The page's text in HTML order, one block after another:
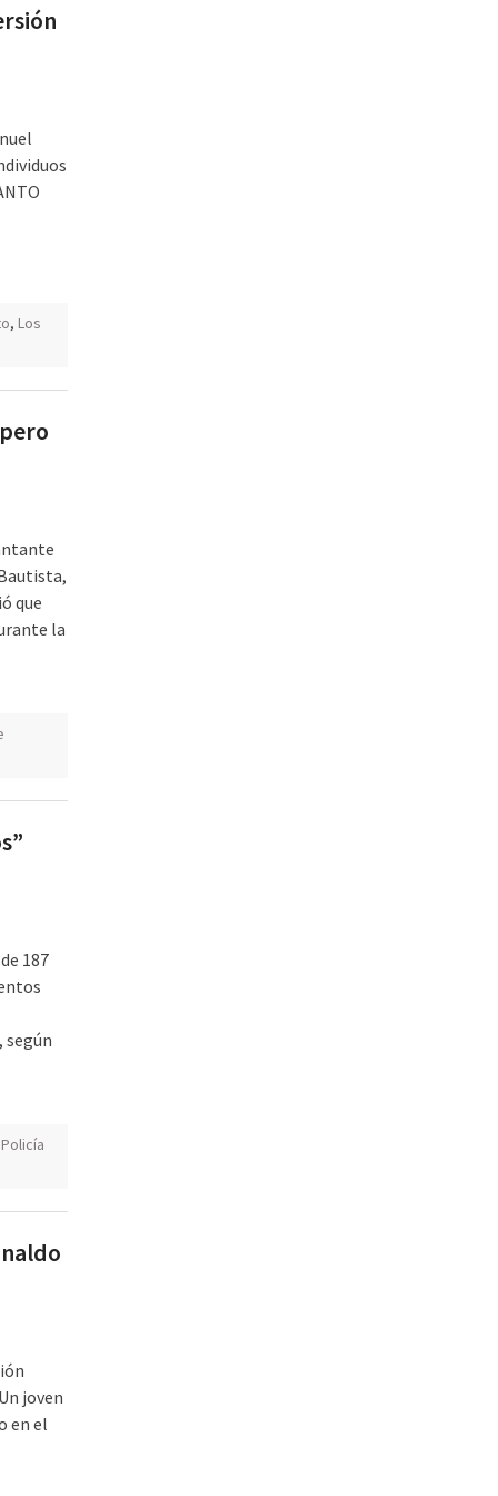
, Los
que
la
187
según
Policía
joven
en el